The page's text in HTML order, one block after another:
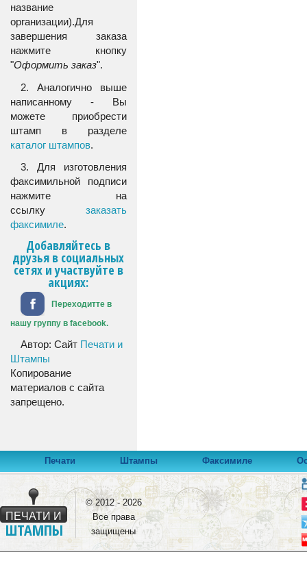
название
организации).Для
завершения заказа
нажмите кнопку
"Оформить заказ".
2. Аналогично выше
написанному - Вы
можете приобрести
штамп в разделе
каталог штампов.
3. Для изготовления
факсимильной подписи
нажмите на
ссылку заказать
факсимиле.
Добавляйтесь в
друзья в социальных
сетях и участвуйте в
акциях:
Переходитте в
нашу группу в facebook.
Автор: Сайт Печати и
Штампы
Копирование
материалов с сайта
запрещено.
Печати Штампы Факсимиле
ПЕЧАТИ И
ШТАМПЫ
© 2012 - 2026
Все права
защищены